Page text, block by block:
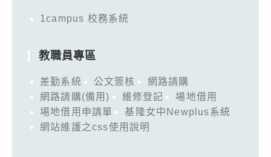
1campus 校務系統
教職員專區
差勤系統 公文簽核
網路請購
網路請購(備用)
維修登記
場地借用
場地借用申請單
基隆女中Newplus系統
網站維護之css使用說明